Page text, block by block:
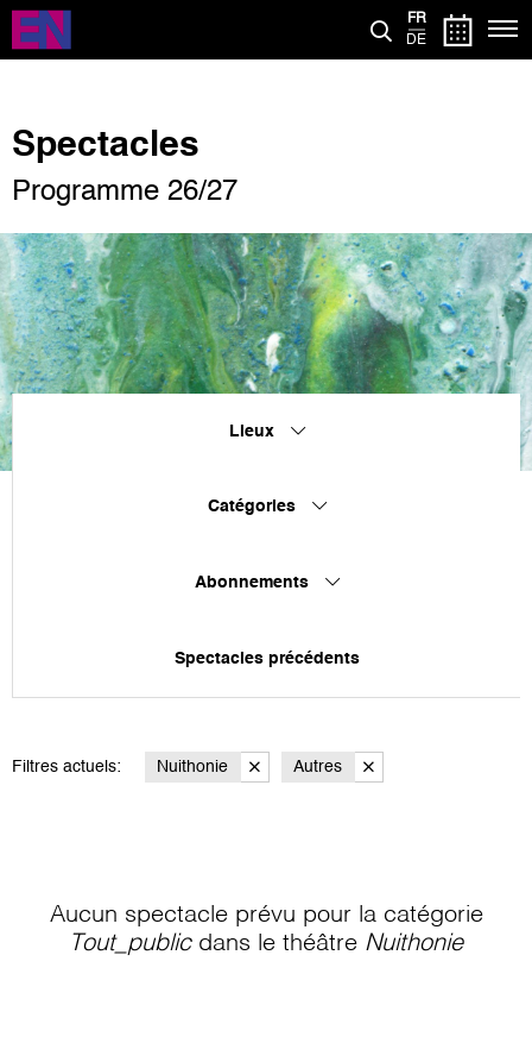
Aller
contenu
FR
DE
Spectacles
Programme 26/27
Lieux
Catégories
Abonnements
Spectacles précédents
Filtres actuels: Nuithonie Autres
Aucun spectacle prévu pour la catégorie
Tout_publicdans le théâtre Nuithonie